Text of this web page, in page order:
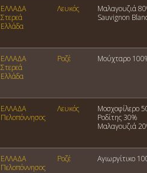
ΕΛΛΑΔΑ
Στερεά
Ελλάδα
Λευκός
Μαλαγουζιά
Sauvignon
ΕΛΛΑΔΑ
Στερεά
Ελλάδα
Ροζέ Μούχταρο
ΕΛΛΑΔΑ
Πελοπόννησος
Λευκός
Μοσχοφίλερο
Ροδίτης 30%
Μαλαγουζιά
ΕΛΛΑΔΑ
Πελοπόννησος
Ροζέ Αγιωργίτικο